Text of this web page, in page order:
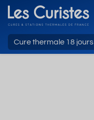
Cure thermale 18 jours